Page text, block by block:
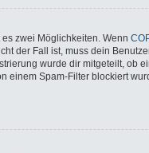
zwei Möglichkeiten. Wenn
der Fall ist, muss dein
wurde dir mitgeteilt, ob
Spam-Filter blockiert